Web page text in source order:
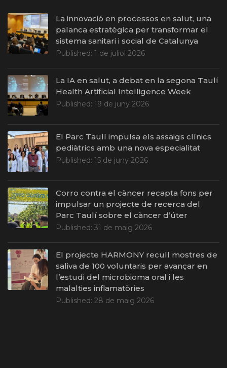
La innovació en processos en salut, una
palanca estratègica per transformar el
sistema sanitari i social de Catalunya
Published: 1 de juliol 2026
La IA en salut, a debat en la segona Taulí
Health Artificial Intelligence Week
Published: 19 de juny 2026
El Parc Taulí impulsa els assaigs clínics
pediàtrics amb una nova especialitat
Published: 15 de juny 2026
Corro contra el càncer recapta fons per
impulsar un projecte de recerca del
Parc Taulí sobre el càncer d’úter
Published: 31 de maig 2026
El projecte HARMONY recull mostres de
saliva de 100 voluntaris per avançar en
l’estudi del microbioma oral i les
malalties inflamatòries
Published: 28 de maig 2026